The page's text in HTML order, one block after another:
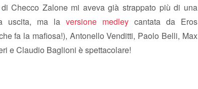
Checco Zalone mi aveva già strappato più di una
uscita, ma la versione medleycantata da Eros
fa la mafiosa!), Antonello Venditti, Paolo Belli, Max
e Claudio Baglioni è spettacolare!